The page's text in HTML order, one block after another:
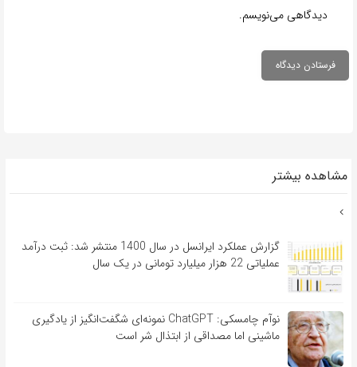
دیدگاهی می‌نویسم.
مشاهده بیشتر
گزارش عملکرد ایرانسل در سال 1400 منتشر شد: ثبت درآمد
عملیاتی 22 هزار میلیارد تومانی در یک سال
نوآم چامسکی: ChatGPT نمونه‌ای شگفت‌انگیز از یادگیری
ماشینی اما مصداقی از ابتذال شر است